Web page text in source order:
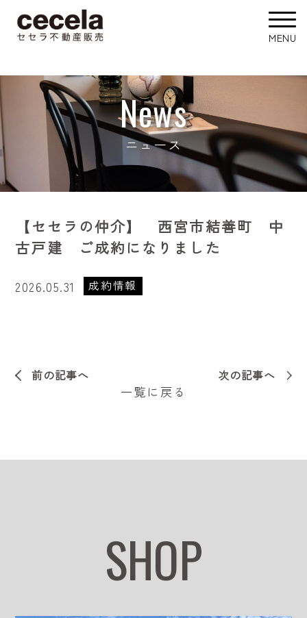
News
ニュース
【セセラの仲介】 西宮市結善町 中
古戸建 ご成約になりました
2026.05.31 成約情報
前の記事へ 次の記事へ
一覧に戻る
SHOP